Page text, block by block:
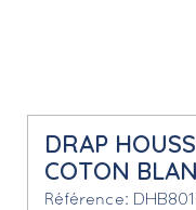
DRAP
COTON
Référence